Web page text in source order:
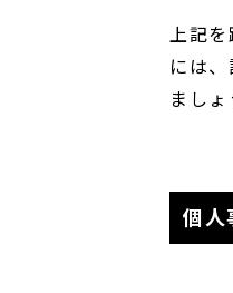
上記
には
ましょ
個人